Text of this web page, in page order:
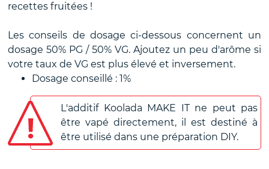
recettes fruitées !
Les conseils de dosage ci-dessous concernent un
dosage 50% PG / 50% VG. Ajoutez un peu d'arôme si
votre taux de VG est plus élevé et inversement.
Dosage conseillé : 1%
L'additif Koolada MAKE IT ne peut pas
être vapé directement, il est destiné à
être utilisé dans une préparation DIY.